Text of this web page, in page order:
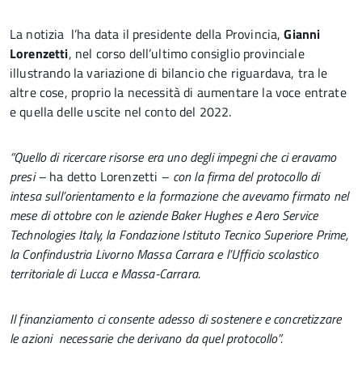
La notizia l’ha data il presidente della Provincia,Gianni
Lorenzetti, nel corso dell’ultimo consiglio provinciale
illustrando la variazione di bilancio che riguardava, tra le
altre cose, proprio la necessità di aumentare la voce entrate
e quella delle uscite nel conto del 2022.
“Quello di ricercare risorse era uno degli impegni che ci eravamo
presi – ha detto Lorenzetti – con la firma del protocollo di
intesa sull’orientamento e la formazione che avevamo firmato nel
mese di ottobre con le aziende Baker Hughes e Aero Service
Technologies Italy, la Fondazione Istituto Tecnico Superiore Prime,
la Confindustria Livorno Massa Carrara e l’Ufficio scolastico
territoriale di Lucca e Massa-Carrara.
Il finanziamento ci consente adesso di sostenere e concretizzare
le azioni necessarie che derivano da quel protocollo”.